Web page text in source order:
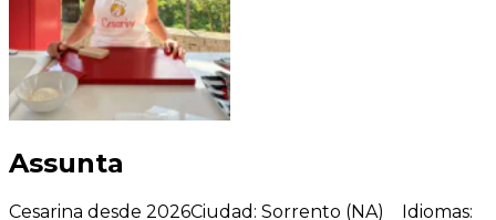
Assunta
Cesarina desde 2026Ciudad : Sorrento (NA) Idiomas: